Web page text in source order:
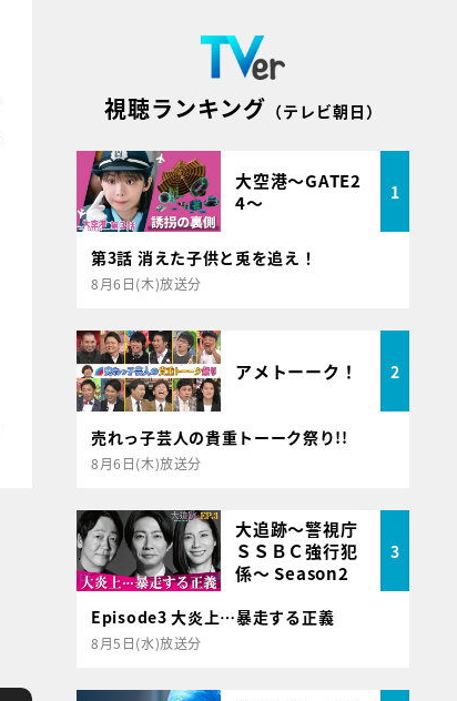
視聴ランキング （テレビ朝日）
大空港～GATE2
4～
1
第3話 消えた子供と兎を追え！
8月6日(木)放送分
アメトーーク！ 2
売れっ子芸人の貴重トーーク祭り!!
8月6日(木)放送分
大追跡～警視庁
ＳＳＢＣ強行犯
係～ Season2
3
Episode3 大炎上…暴走する正義
8月5日(水)放送分